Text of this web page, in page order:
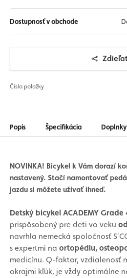
Dostupnosť v obchode
Číslo položky
Popis Špecifikácia Doplnky
NOVINKA! Bicykel k Vám dorazí
nastavený. Stačí namontovať
jazdu si môžete užívať ihneď.
Detský bicykel ACADEMY Grade
prispôsobený pre deti vo veku
navrhla nemecká spoločnosť
s expertmi na ortopédiu,
medicínu. Q-faktor, vzdialenosť
okrajmi kľúk, je vždy optimálne